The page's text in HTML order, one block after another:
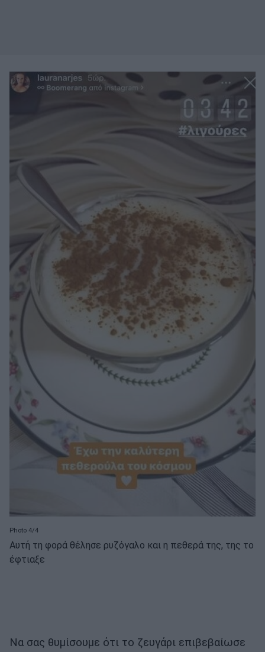
Photo 4/4
Αυτή τη φορά θέλησε ρυζόγαλο και η πεθερά της, της το
έφτιαξε
Να σας θυμίσουμε ότι το ζευγάρι επιβεβαίωσε